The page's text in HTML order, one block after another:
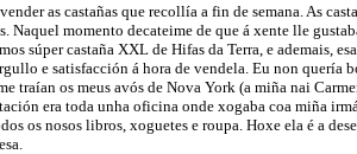
as castañas que recollía a fin de semana. As
Naquel momento decateime de que á xente lle
súper castaña XXL de Hifas da Terra, e ademais,
e satisfacción á hora de vendela. Eu non quería
traían os meus avós de Nova York (a miña nai
era toda unha oficina onde xogaba coa miña
os nosos libros, xoguetes e roupa. Hoxe ela é a